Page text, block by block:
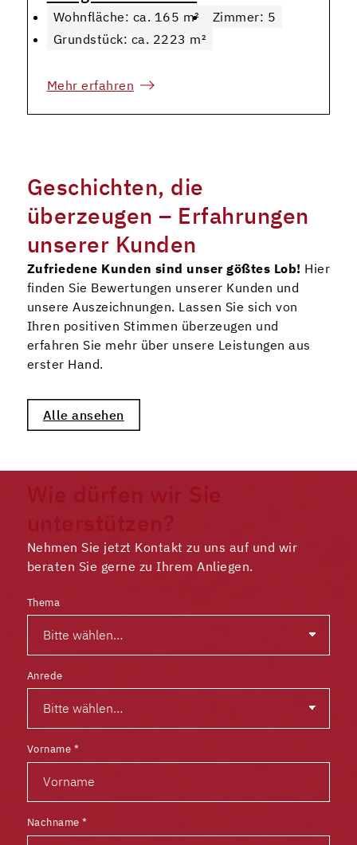
Wohnfläche: ca. 165 m²
Zimmer: 5
Grundstück: ca. 2223 m²
Mehr erfahren
Geschichten, die
überzeugen – Erfahrungen
unserer Kunden
Zufriedene Kunden sind unser gößtes Lob! Hier
finden Sie Bewertungen unserer Kunden und
unsere Auszeichnungen. Lassen Sie sich von
Ihren positiven Stimmen überzeugen und
erfahren Sie mehr über unsere Leistungen aus
erster Hand.
Alle ansehen
Nehmen Sie jetzt Kontakt zu uns auf und wir
beraten Sie gerne zu Ihrem Anliegen.
Thema
Anrede
Vorname *
Nachname*